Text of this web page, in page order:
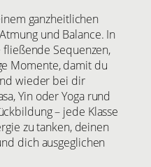
ganzheitlichen
und Balance. In
Sequenzen,
Momente, damit du
wieder bei dir
Yin oder Yoga rund
– jede Klasse
zu tanken, deinen
dich ausgeglichen